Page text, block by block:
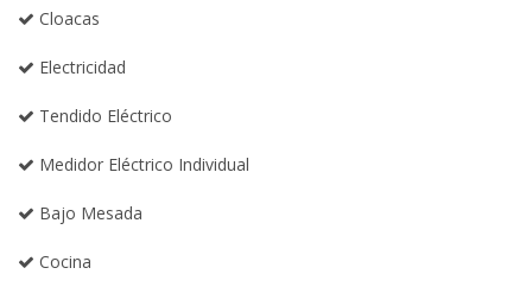
Cloacas
Electricidad
Tendido Eléctrico
Medidor Eléctrico Individual
Bajo Mesada
Cocina